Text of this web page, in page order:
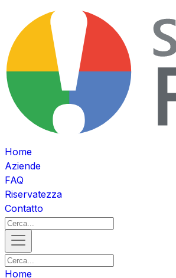
Home
Aziende
FAQ
Riservatezza
Contatto
Home